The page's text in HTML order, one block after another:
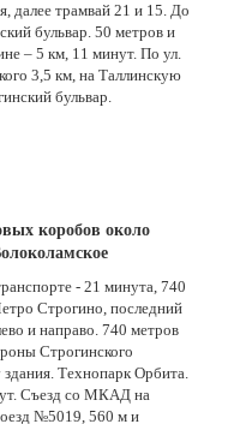
далее трамвай 21 и 15. До
бульвар. 50 метров и
– 5 км, 11 минут. По ул.
3,5 км, на Таллинскую
бульвар.
коробов около
- 21 минута, 740
Строгино, последний
и направо. 740 метров
Строгинского
здания. Технопарк Орбита.
Съезд со МКАД на
№5019, 560 м и